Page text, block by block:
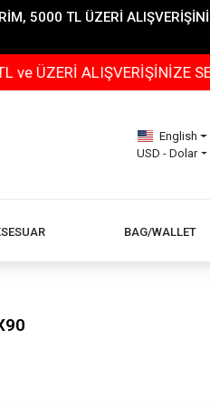
5000 TL ÜZERİ
ALIŞVERİŞİNİZE
English
USD - Dolar
BAG/WALLET